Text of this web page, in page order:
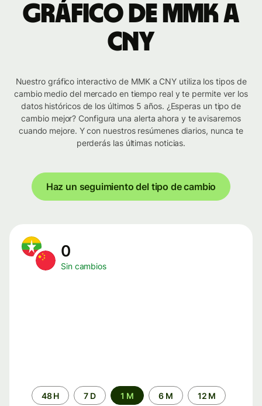
Gráfico de MMK a
CNY
Nuestro gráfico interactivo de MMK a CNY utiliza los tipos de
cambio medio del mercado en tiempo real y te permite ver los
datos históricos de los últimos 5 años. ¿Esperas un tipo de
cambio mejor? Configura una alerta ahora y te avisaremos
cuando mejore. Y con nuestros resúmenes diarios, nunca te
perderás las últimas noticias.
Haz un seguimiento del tipo de cambio
0
Sin cambios
Periodo48 H 7 D 1 M 6 M 12 M